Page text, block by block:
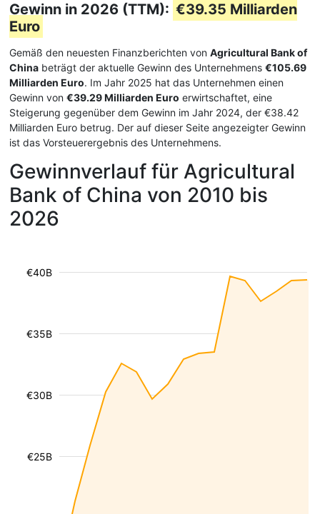
Gewinn in 2026 (TTM): €39.35 Milliarden
Euro
Gemäß den neuesten Finanzberichten von Agricultural Bank of
China beträgt der aktuelle Gewinn des Unternehmens €105.69
Milliarden Euro. Im Jahr 2025 hat das Unternehmen einen
Gewinn von €39.29 Milliarden Euro erwirtschaftet, eine
Steigerung gegenüber dem Gewinn im Jahr 2024, der €38.42
Milliarden Euro betrug. Der auf dieser Seite angezeigter Gewinn
ist das Vorsteuerergebnis des Unternehmens.
Gewinnverlauf für Agricultural
Bank of China von 2010 bis
2026
€25B
€30B
€35B
€40B